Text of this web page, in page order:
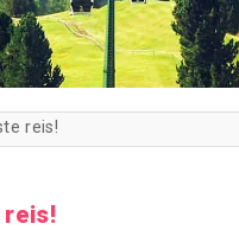
reis!
reis!